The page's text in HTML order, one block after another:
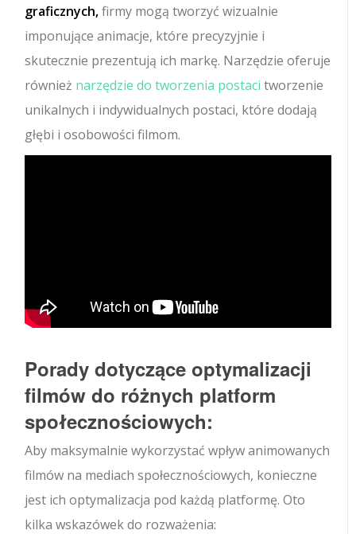
graficznych,firmy mogą tworzyć wizualnie
imponujące animacje, które precyzyjnie i
skutecznie prezentują ich markę. Narzędzie oferuje
również narzędzie do tworzenia postaci tworzenie
unikalnych i indywidualnych postaci, które dodają
głębi i osobowości filmom.
Porady dotyczące optymalizacji
filmów do różnych platform
społecznościowych:
Aby maksymalnie wykorzystać wpływ animowanych
filmów na mediach społecznościowych, konieczne
jest ich optymalizacja pod każdą platformę. Oto
kilka wskazówek do rozważenia: